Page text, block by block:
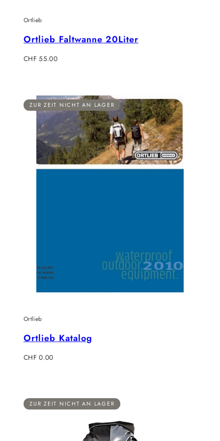
Ortlieb
Ortlieb Faltwanne 20Liter
Regulärer
CHF 55.00
ZUR ZEIT NICHT AN LAGER
Ortlieb
Ortlieb Katalog
Regulärer
CHF 0.00
ZUR ZEIT NICHT AN LAGER